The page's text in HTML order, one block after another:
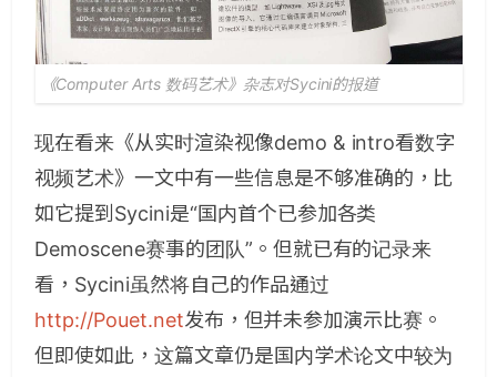
《Computer Arts 数码艺术》杂志对Sycini的报道
现在看来《从实时渲染视像demo & intro看数字
视频艺术》一文中有一些信息是不够准确的，比
如它提到Sycini是“国内首个已参加各类
Demoscene赛事的团队”。但就已有的记录来
看，Sycini虽然将自己的作品通过
http://Pouet.net发布，但并未参加演示比赛。
但即使如此，这篇文章仍是国内学术论文中较为